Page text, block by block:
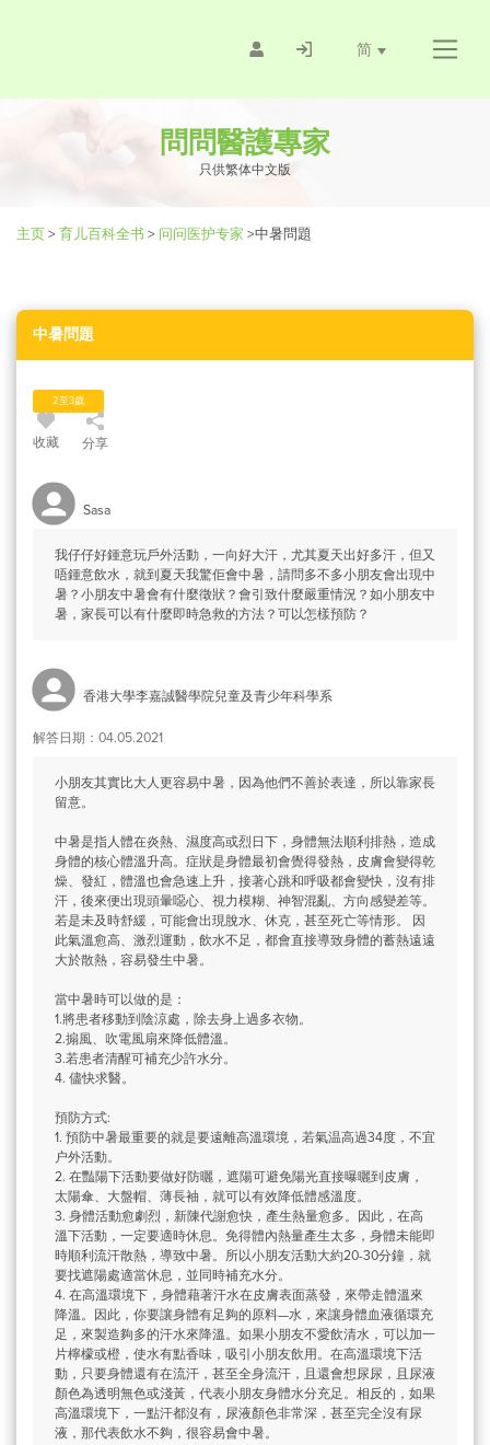
简
問問醫護專家
只供繁体中文版
主页> 育儿百科全书 > 问问医护专家 >中暑問題
中暑問題
2至3歲
收藏 分享
Sasa
我仔仔好鍾意玩戶外活動，一向好大汗，尤其夏天出好多汗，但又
唔鍾意飲水，就到夏天我驚佢會中暑，請問多不多小朋友會出現中
暑？小朋友中暑會有什麼徵狀？會引致什麼嚴重情況？如小朋友中
暑，家長可以有什麼即時急救的方法？可以怎樣預防？
香港大學李嘉誠醫學院兒童及青少年科學系
解答日期：04.05.2021
小朋友其實比大人更容易中暑，因為他們不善於表達，所以靠家長
留意。
中暑是指人體在炎熱、濕度高或烈日下，身體無法順利排熱，造成
身體的核心體溫升高。症狀是身體最初會覺得發熱，皮膚會變得乾
燥、發紅，體溫也會急速上升，接著心跳和呼吸都會變快，沒有排
汗，後來便出現頭暈噁心、視力模糊、神智混亂、方向感變差等。
若是未及時舒緩，可能會出現脫水、休克，甚至死亡等情形。 因
此氣溫愈高、激烈運動，飲水不足，都會直接導致身體的蓄熱遠遠
大於散熱，容易發生中暑。
當中暑時可以做的是：
1.將患者移動到陰涼處，除去身上過多衣物。
2.搧風、吹電風扇來降低體溫。
3.若患者清醒可補充少許水分。
4. 儘快求醫。
預防方式:
1. 預防中暑最重要的就是要遠離高溫環境，若氣温高過34度，不宜
户外活動。
2. 在豔陽下活動要做好防曬，遮陽可避免陽光直接曝曬到皮膚，
太陽傘、大盤帽、薄長袖，就可以有效降低體感溫度。
3. 身體活動愈劇烈，新陳代謝愈快，產生熱量愈多。因此，在高
溫下活動，一定要適時休息。免得體內熱量產生太多，身體未能即
時順利流汗散熱，導致中暑。所以小朋友活動大約20-30分鐘，就
要找遮陽處適當休息，並同時補充水分。
4. 在高溫環境下，身體藉著汗水在皮膚表面蒸發，來帶走體溫來
降溫。因此，你要讓身體有足夠的原料—水，來讓身體血液循環充
足，來製造夠多的汗水來降溫。如果小朋友不愛飲清水，可以加一
片檸檬或橙，使水有點香味，吸引小朋友飲用。在高溫環境下活
動，只要身體還有在流汗，甚至全身流汗，且還會想尿尿，且尿液
顏色為透明無色或淺黃，代表小朋友身體水分充足。相反的，如果
高溫環境下，一點汗都沒有，尿液顏色非常深，甚至完全沒有尿
液，那代表飲水不夠，很容易會中暑。